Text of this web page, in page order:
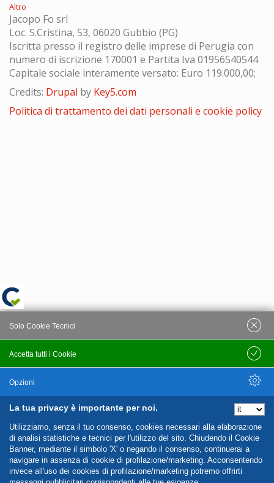
Altro
Jacopo Fo srl
Loc. S.Cristina, 53, 06020 Gubbio (PG)
Iscritta presso il registro delle imprese di Perugia con
numero di iscrizione 170001 e Partita Iva 01956540544
Capitale sociale interamente versato: Euro 119.000,00;
Credits: Drupal by Key5.com
Politica di trattamento dei dati personali e cookie policy
La tua privacy è importante per noi.
Utilizziamo, senza il tuo consenso, cookies necessari alla elaborazione
di analisi statistiche e tecnici per l'utilizzo del sito. Chiudendo il Cookie
Banner, mediante il simbolo 'X' o negando il consenso, continuerai a
navigare in assenza di cookie di profilazione/marketing. Acconsentendo
invece all'uso dei cookies di profilazione/marketing potremo offrirti
Accetta tutti i Cookie
Solo Cookie Tecnici
Salva
Opzioni
Nascondi Opzioni